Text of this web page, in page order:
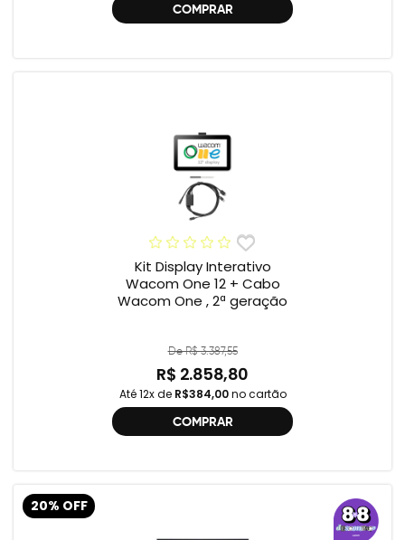
COMPRAR
Kit Display Interativo
Wacom One 12 + Cabo
Wacom One , 2ª geração
De R$ 3.387,55
R$ 2.858,80
Até 12x de R$384,00no cartão
COMPRAR
20% OFF